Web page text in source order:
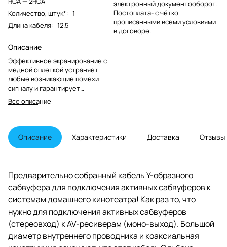
Количество, штук*: 1
Длина кабеля: 12.5
Описание
Эффективное экранирование с
медной оплеткой устраняет
любые возникающие помехи
сигналу и гарантирует
безупречное качество
передачи.
Все описание
электронный документооборот.
Постоплата- с чётко
прописанными всеми условиями
в договоре.
Описание Характеристики Доставка Отзывы
Предварительно собранный кабель Y-образного
сабвуфера для подключения активных сабвуферов к
системам домашнего кинотеатра! Как раз то, что
нужно для подключения активных сабвуферов
(стереовход) к AV-ресиверам (моно-выход). Большой
диаметр внутреннего проводника и коаксиальная